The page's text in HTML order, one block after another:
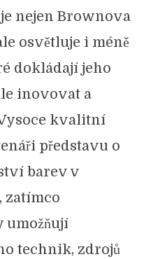
nejen Brownova
osvětluje i méně
dokládají jeho
inovovat a
kvalitní
představu o
barev v
zatímco
umožňují
technik, zdrojů